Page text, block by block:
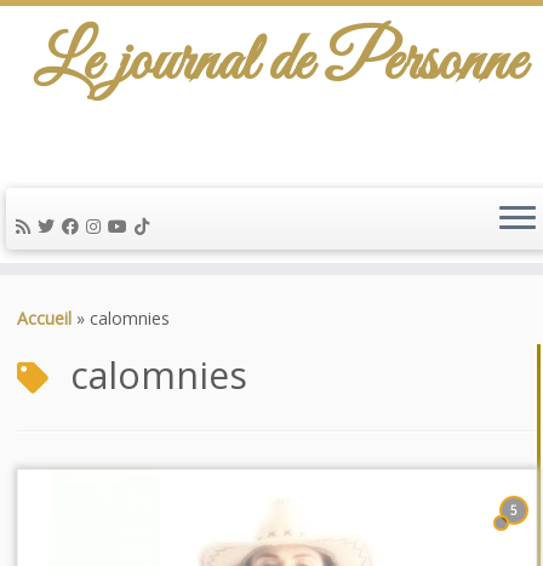
au
Le journal de Personne
Accueil » calomnies
calomnies
5